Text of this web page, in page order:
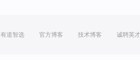
有道智选 官方博客 技术博客 诚聘英才